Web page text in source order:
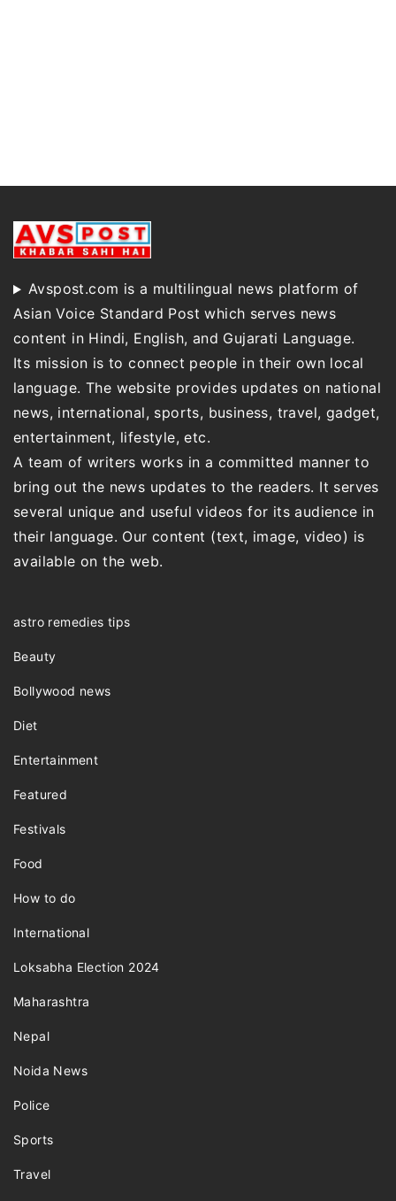
Avspost.com is a multilingual news platform of
Asian Voice Standard Post which serves news
content in Hindi, English, and Gujarati Language.
Its mission is to connect people in their own local
language. The website provides updates on national
news, international, sports, business, travel, gadget,
entertainment, lifestyle, etc.
A team of writers works in a committed manner to
bring out the news updates to the readers. It serves
several unique and useful videos for its audience in
their language. Our content (text, image, video) is
available on the web.
astro remedies tips
Beauty
Bollywood news
Diet
Entertainment
Featured
Festivals
Food
How to do
International
Loksabha Election 2024
Maharashtra
Nepal
Noida News
Police
Sports
Travel